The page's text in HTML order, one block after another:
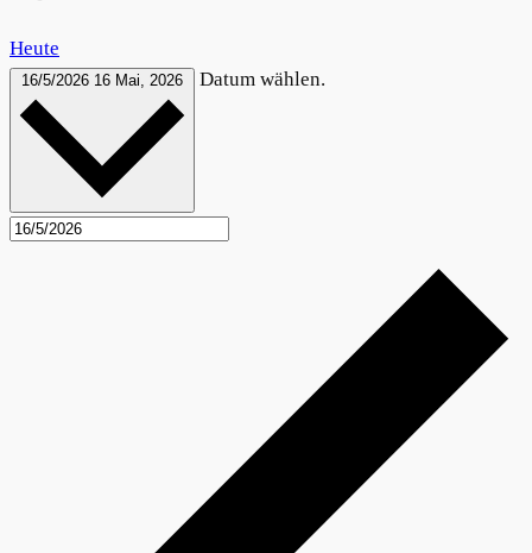
Heute
16/5/2026 16 Mai, 2026 Datum wählen.